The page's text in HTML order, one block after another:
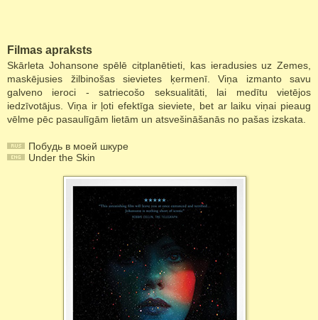
Filmas apraksts
Skārleta Johansone spēlē citplanētieti, kas ieradusies uz Zemes,
maskējusies žilbinošas sievietes ķermenī. Viņa izmanto savu
galveno ieroci - satriecošo seksualitāti, lai medītu vietējos
iedzīvotājus. Viņa ir ļoti efektīga sieviete, bet ar laiku viņai pieaug
vēlme pēc pasaulīgām lietām un atsvešināšanās no pašas izskata.
Побудь в моей шкуре
Under the Skin